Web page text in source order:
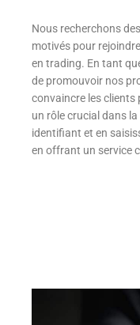
Nous recherchons
motivés pour
en trading. En tant
de promouvoir nos
convaincre les clients
un rôle crucial dans
identifiant et en
en offrant un service